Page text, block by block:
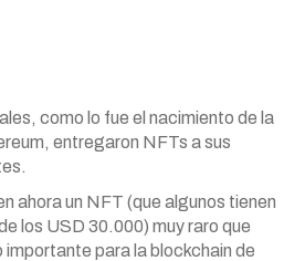
como lo fue el nacimiento de la
entregaron NFTs a sus
ahora un NFT (que algunos tienen
los USD 30.000) muy raro que
para la blockchain de